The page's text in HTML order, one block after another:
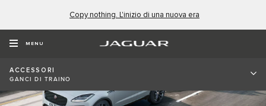
Copy nothing. L'inizio di una nuova era
MENU
ACCESSORI
GANCI DI TRAINO